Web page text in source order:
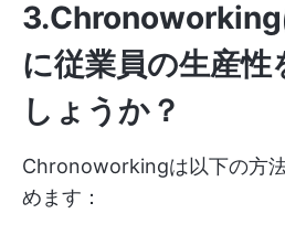
3.Chronoworking
に従業員の生産
しょうか？
Chronoworkingは以下の方
めます：